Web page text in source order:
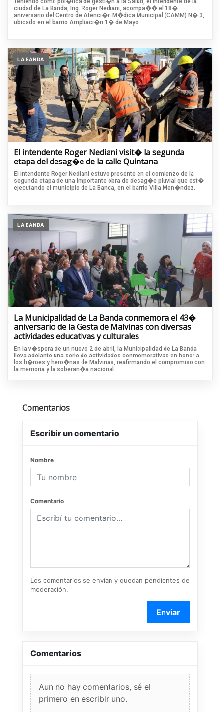
Teniendo como pol�tica de gesti�n a la Salud, el intendente de la
ciudad de La Banda, Ing. Roger Nediani, acompa�� el 18�
aniversario del Centro de Atenci�n M�dica Municipal (CAMM) N� 3,
ubicado en el barrio Ampliaci�n 1� de Mayo.
LA BANDA
El intendente Roger Nediani visit� la segunda
etapa del desag�e de la calle Quintana
El intendente Roger Nediani estuvo presente en el comienzo de la
segunda etapa de una importante obra de desag�e pluvial que est�
ejecutando el municipio de La Banda, en el barrio Villa Men�ndez.
LA BANDA
La Municipalidad de La Banda conmemora el 43�
aniversario de la Gesta de Malvinas con diversas
actividades educativas y culturales
En la v�spera de un nuevo 2 de abril, la Municipalidad de La Banda
lleva adelante una serie de actividades conmemorativas en honor a
los h�roes y hero�nas de Malvinas, reafirmando el compromiso con
la memoria y la soberan�a nacional.
Comentarios
Escribir un comentario
Nombre
Comentario
Los comentarios se envían y quedan pendientes de
moderación.
Enviar
Comentarios
Aun no hay comentarios, sé el
primero en escribir uno.